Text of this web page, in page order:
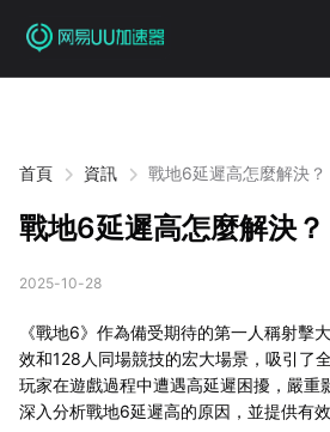
首頁 資訊 戰地6延遲高怎麼解決？
戰地6延遲高怎麼解決？
2025-10-28
《戰地6》作為備受期待的第一人稱射擊
效和128人同場競技的宏大場景，吸引了
玩家在遊戲過程中遭遇高延遲困擾，嚴重
深入分析戰地6延遲高的原因，並提供有效